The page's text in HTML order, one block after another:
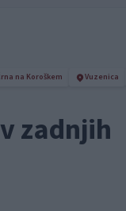
na Koroškem Vuzenica
zadnjih